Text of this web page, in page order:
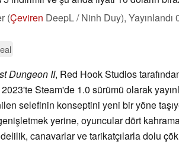
(Çeviren DeepL / Ninh Duy), Yayınlandı
Dungeon II, Red Hook Studios
2023'te Steam'de 1.0 sürümü olarak
selefinin konseptini yeni bir yöne
yerine, oyuncular dört
delilik, canavarlar ve tarikatçılarla dolu